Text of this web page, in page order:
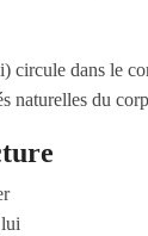
dans le
naturelles du